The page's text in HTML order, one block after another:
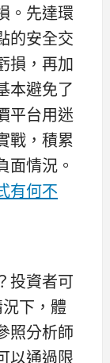
。先達環
的安全交
損，再加
本避免了
平台用迷
戰，積累
面情況。
有何不
投資者可
下，體
照分析師
以通過限